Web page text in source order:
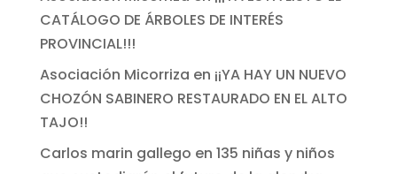
CATÁLOGO DE ÁRBOLES DE INTERÉS
PROVINCIAL!!!
Asociación Micorriza en ¡¡YA HAY UN NUEVO
CHOZÓN SABINERO RESTAURADO EN EL ALTO
TAJO!!
Carlos marin gallego en 135 niñas y niños